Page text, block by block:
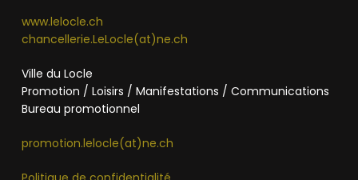
www.lelocle.ch
chancellerie.LeLocle(at)ne.ch
Ville du Locle
Promotion / Loisirs / Manifestations / Communications
Bureau promotionnel
promotion.lelocle(at)ne.ch